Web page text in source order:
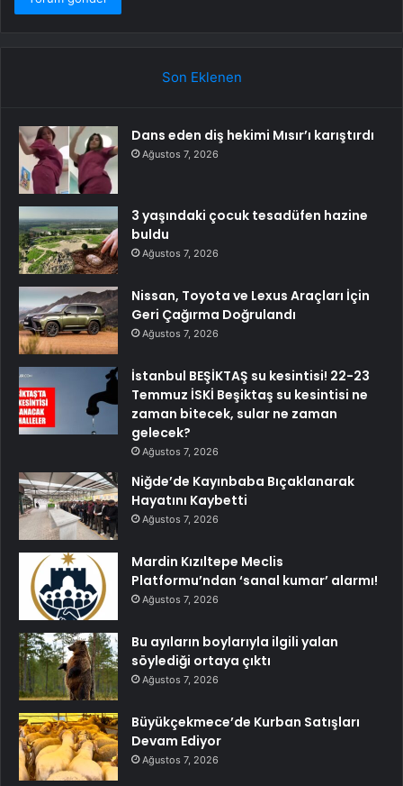
Son Eklenen
Dans eden diş hekimi Mısır’ı karıştırdı
Ağustos 7, 2026
3 yaşındaki çocuk tesadüfen hazine
buldu
Ağustos 7, 2026
Nissan, Toyota ve Lexus Araçları İçin
Geri Çağırma Doğrulandı
Ağustos 7, 2026
İstanbul BEŞİKTAŞ su kesintisi! 22-23
Temmuz İSKİ Beşiktaş su kesintisi ne
zaman bitecek, sular ne zaman
gelecek?
Ağustos 7, 2026
Niğde’de Kayınbaba Bıçaklanarak
Hayatını Kaybetti
Ağustos 7, 2026
Mardin Kızıltepe Meclis
Platformu’ndan ‘sanal kumar’ alarmı!
Ağustos 7, 2026
Bu ayıların boylarıyla ilgili yalan
söylediği ortaya çıktı
Ağustos 7, 2026
Büyükçekmece’de Kurban Satışları
Devam Ediyor
Ağustos 7, 2026